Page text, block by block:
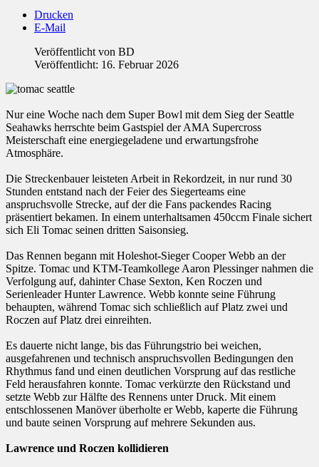
Drucken
E-Mail
Veröffentlicht von BD
Veröffentlicht: 16. Februar 2026
Nur eine Woche nach dem Super Bowl mit dem Sieg der Seattle
Seahawks herrschte beim Gastspiel der AMA Supercross
Meisterschaft eine energiegeladene und erwartungsfrohe
Atmosphäre.
Die Streckenbauer leisteten Arbeit in Rekordzeit, in nur rund 30
Stunden entstand nach der Feier des Siegerteams eine
anspruchsvolle Strecke, auf der die Fans packendes Racing
präsentiert bekamen. In einem unterhaltsamen 450ccm Finale sichert
sich Eli Tomac seinen dritten Saisonsieg.
Das Rennen begann mit Holeshot-Sieger Cooper Webb an der
Spitze. Tomac und KTM-Teamkollege Aaron Plessinger nahmen die
Verfolgung auf, dahinter Chase Sexton, Ken Roczen und
Serienleader Hunter Lawrence. Webb konnte seine Führung
behaupten, während Tomac sich schließlich auf Platz zwei und
Roczen auf Platz drei einreihten.
Es dauerte nicht lange, bis das Führungstrio bei weichen,
ausgefahrenen und technisch anspruchsvollen Bedingungen den
Rhythmus fand und einen deutlichen Vorsprung auf das restliche
Feld herausfahren konnte. Tomac verkürzte den Rückstand und
setzte Webb zur Hälfte des Rennens unter Druck. Mit einem
entschlossenen Manöver überholte er Webb, kaperte die Führung
und baute seinen Vorsprung auf mehrere Sekunden aus.
Lawrence und Roczen kollidieren